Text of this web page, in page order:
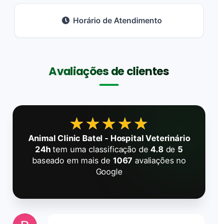
Horário de Atendimento
Avaliações de clientes
★★★★★
★★★★★
Animal Clinic Batel - Hospital Veterinário
24htem uma classificação de4.8de 5
baseado em mais de 1067 avaliações no
Google